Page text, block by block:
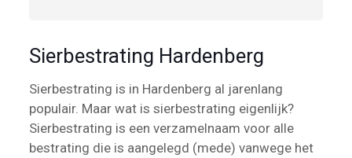
Sierbestrating Hardenberg
Sierbestrating is in Hardenberg al jarenlang
populair. Maar wat is sierbestrating eigenlijk?
Sierbestrating is een verzamelnaam voor alle
bestrating die is aangelegd (mede) vanwege het